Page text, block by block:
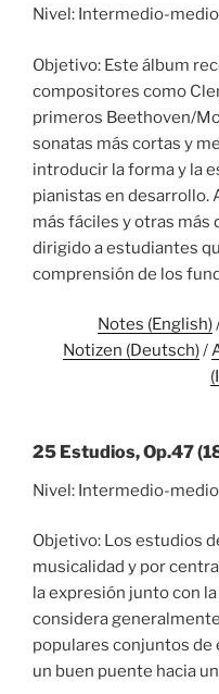
Nivel: Intermedio-
Objetivo: Este álbum
compositores como
primeros Beethoven/
sonatas más cortas y
introducir la forma y la
pianistas en desarrollo.
más fáciles y otras
dirigido a estudiantes
comprensión de los
Notes (English)
Notizen (Deutsch)/
25 Estudios, Op.47
Nivel: Intermedio-
Objetivo: Los estudios
musicalidad y por
la expresión junto con
considera
populares conjuntos de
un buen puente hacia